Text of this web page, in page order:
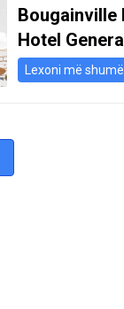
Bougainville
Hotel
Lexoni më shumë